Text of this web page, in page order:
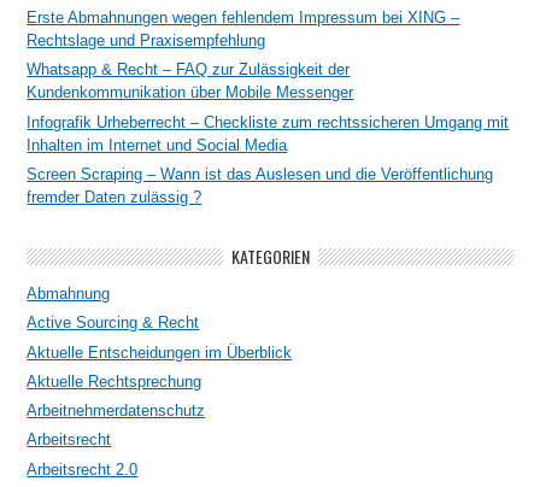
Erste Abmahnungen wegen fehlendem Impressum bei XING –
Rechtslage und Praxisempfehlung
Whatsapp & Recht – FAQ zur Zulässigkeit der
Kundenkommunikation über Mobile Messenger
Infografik Urheberrecht – Checkliste zum rechtssicheren Umgang mit
Inhalten im Internet und Social Media
Screen Scraping – Wann ist das Auslesen und die Veröffentlichung
fremder Daten zulässig ?
KATEGORIEN
Abmahnung
Active Sourcing & Recht
Aktuelle Entscheidungen im Überblick
Aktuelle Rechtsprechung
Arbeitnehmerdatenschutz
Arbeitsrecht
Arbeitsrecht 2.0